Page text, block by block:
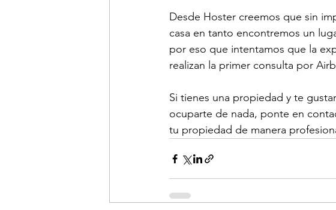
Desde Hoster creemos que sin
casa en tanto encontremos un
por eso que intentamos que la
realizan la primer consulta por
Si tienes una propiedad y te
ocuparte de nada, ponte en
tu propiedad de manera